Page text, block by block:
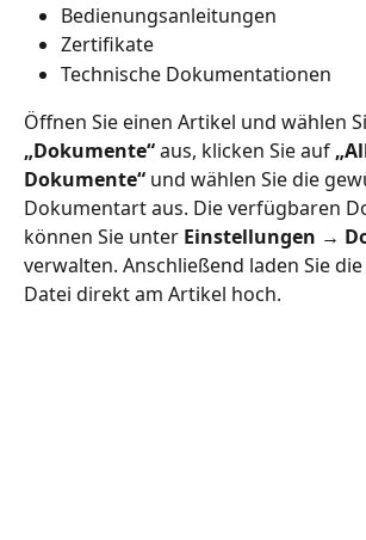
Bedienungsanleitungen
Zertifikate
Technische Dokumentationen
Öffnen Sie einen Artikel und wählen
„Dokumente“ aus, klicken Sie auf
Dokumente“ und wählen Sie die
Dokumentart aus. Die verfügbaren
können Sie unter Einstellungen →
verwalten. Anschließend laden Sie
Datei direkt am Artikel hoch.